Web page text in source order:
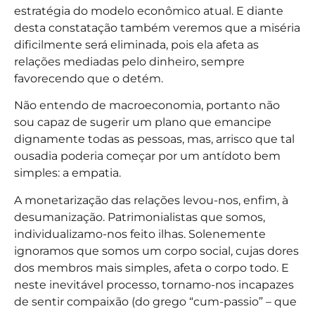
estratégia do modelo econômico atual. E diante
desta constatação também veremos que a miséria
dificilmente será eliminada, pois ela afeta as
relações mediadas pelo dinheiro, sempre
favorecendo que o detém.
Não entendo de macroeconomia, portanto não
sou capaz de sugerir um plano que emancipe
dignamente todas as pessoas, mas, arrisco que tal
ousadia poderia começar por um antídoto bem
simples: a empatia.
A monetarização das relações levou-nos, enfim, à
desumanização. Patrimonialistas que somos,
individualizamo-nos feito ilhas. Solenemente
ignoramos que somos um corpo social, cujas dores
dos membros mais simples, afeta o corpo todo. E
neste inevitável processo, tornamo-nos incapazes
de sentir compaixão (do grego “cum-passio” – que